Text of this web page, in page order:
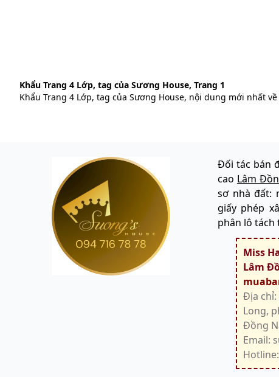
Khẩu Trang 4 Lớp, tag của Sương House, Trang 1
Khẩu Trang 4 Lớp, tag của Sương House, nội dung mới nhất về
Đối tác bán
cao Lâm
sơ nhà đất:
giấy phép
phân lô tách
Miss
Lâm
Địa chỉ:
Long,
Đồng
Email:
Hotline: